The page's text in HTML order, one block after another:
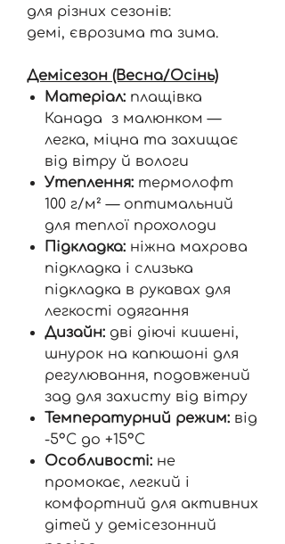
для різних сезонів:
демі, єврозима та зима.
Демісезон (Весна/Осінь)
Матеріал: плащівка
Канада з малюнком —
легка, міцна та захищає
від вітру й вологи
Утеплення: термолофт
100 г/м² — оптимальний
для теплої прохолоди
Підкладка: ніжна махрова
підкладка і слизька
підкладка в рукавах для
легкості одягання
Дизайн: дві діючі кишені,
шнурок на капюшоні для
регулювання, подовжений
зад для захисту від вітру
Температурний режим: від
-5°C до +15°C
Особливості: не
промокає, легкий і
комфортний для активних
дітей у демісезонний